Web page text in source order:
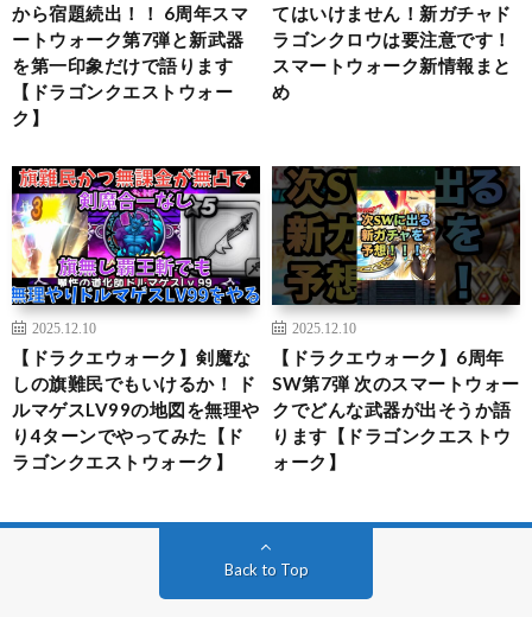
から宿題続出！！ 6周年スマ
ートウォーク第7弾と新武器
を第一印象だけで語ります
【ドラゴンクエストウォー
ク】
てはいけません！新ガチャド
ラゴンクロウは要注意です！
スマートウォーク新情報まと
め
2025.12.10
【ドラクエウォーク】剣魔な
しの旗難民でもいけるか！ ド
ルマゲスLV99の地図を無理や
り4ターンでやってみた【ド
ラゴンクエストウォーク】
2025.12.10
【ドラクエウォーク】6周年
SW第7弾 次のスマートウォー
クでどんな武器が出そうか語
ります【ドラゴンクエストウ
ォーク】
Back to Top